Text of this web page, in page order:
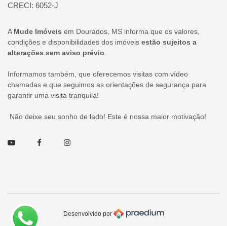
CRECI: 6052-J
A Mude Imóveis em Dourados, MS informa que os valores,
condições e disponibilidades dos imóveis estão sujeitos a
alterações sem aviso prévio
Informamos também, que oferecemos visitas com vídeo
chamadas e que seguimos as orientações de segurança para
garantir uma visita tranquila!
Não deixe seu sonho de lado! Este é nossa maior motivação!
Youtube FacebookInstagram
Desenvolvido por